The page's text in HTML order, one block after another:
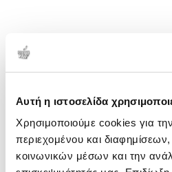
Αυτή η ιστοσελίδα
Χρησιμοποιούμε cookies για
περιεχομένου και
κοινωνικών μέσων και την